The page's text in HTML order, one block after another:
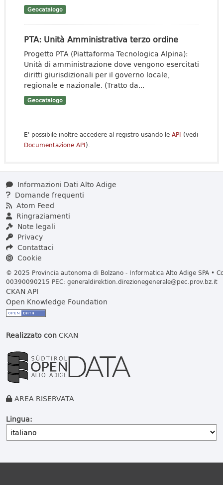
Geocatalogo
PTA: Unità Amministrativa terzo ordine
Progetto PTA (Piattaforma Tecnologica Alpina):
Unità di amministrazione dove vengono esercitati
diritti giurisdizionali per il governo locale,
regionale e nazionale. (Tratto da...
Geocatalogo
E' possibile inoltre accedere al registro usando le API (vedi
Documentazione API).
Informazioni Dati Alto Adige
Domande frequenti
Atom Feed
Ringraziamenti
Note legali
Privacy
Contattaci
Cookie
© 2025 Provincia autonoma di Bolzano - Informatica Alto Adige SPA •
00390090215 PEC: generaldirektion.direzionegenerale@pec.prov.bz.it
CKAN API
Open Knowledge Foundation
Realizzato conCKAN
AREA RISERVATA
Lingua